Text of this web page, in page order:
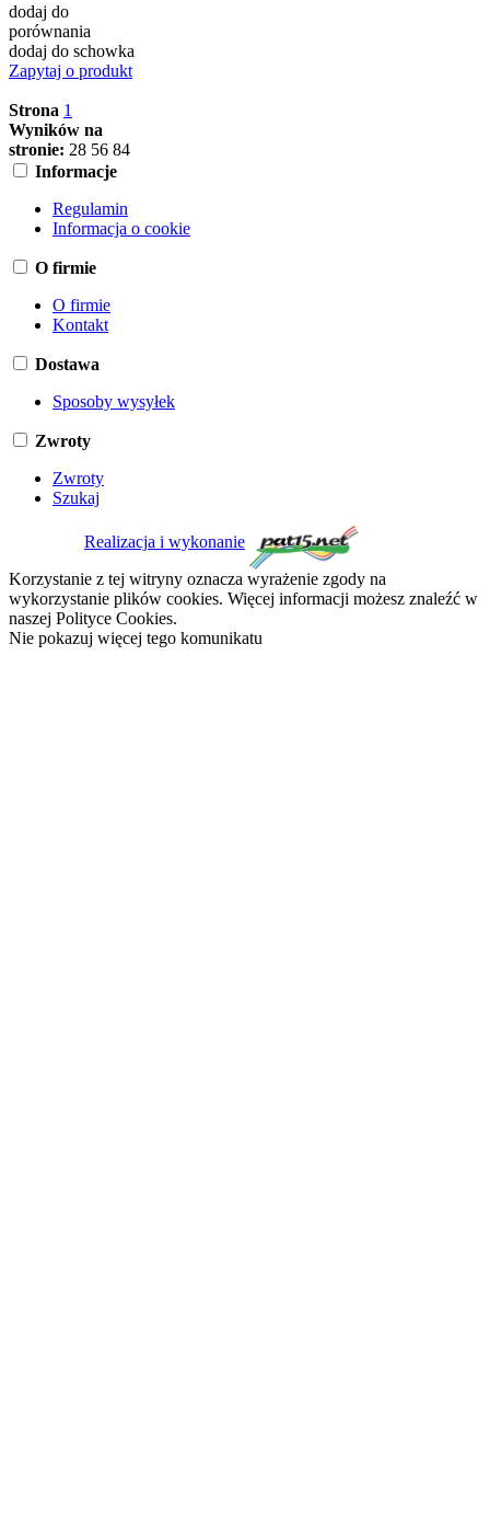
dodaj do
porównania
dodaj do schowka
Zapytaj o produkt
Strona 1
Wyników na
stronie: 28 56 84
Informacje
Regulamin
Informacja o cookie
O firmie
O firmie
Kontakt
Dostawa
Sposoby wysyłek
Zwroty
Zwroty
Szukaj
Realizacja i wykonanie
Korzystanie z tej witryny oznacza wyrażenie zgody na
wykorzystanie plików cookies. Więcej informacji możesz znaleźć w
naszej Polityce Cookies.
Nie pokazuj więcej tego komunikatu